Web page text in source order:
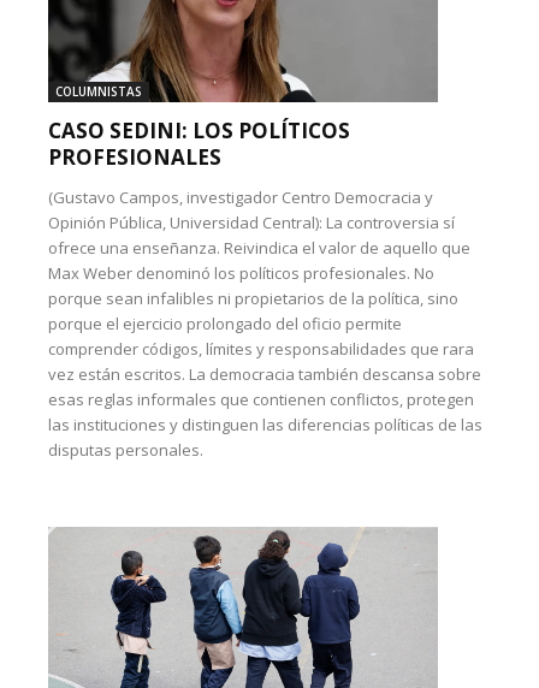
COLUMNISTAS
CASO SEDINI: LOS POLÍTICOS
PROFESIONALES
(Gustavo Campos, investigador Centro Democracia y
Opinión Pública, Universidad Central): La controversia sí
ofrece una enseñanza. Reivindica el valor de aquello que
Max Weber denominó los políticos profesionales. No
porque sean infalibles ni propietarios de la política, sino
porque el ejercicio prolongado del oficio permite
comprender códigos, límites y responsabilidades que rara
vez están escritos. La democracia también descansa sobre
esas reglas informales que contienen conflictos, protegen
las instituciones y distinguen las diferencias políticas de las
disputas personales.